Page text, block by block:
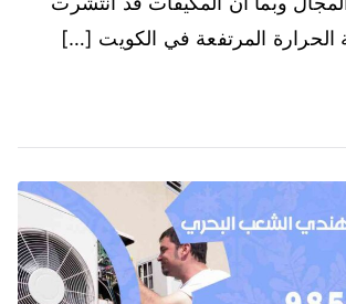
الحرارة المرتفعة في الكويت […]